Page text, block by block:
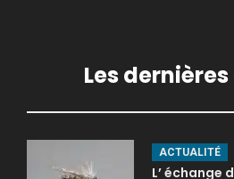
Les
ACTUALITÉ
L’ échange